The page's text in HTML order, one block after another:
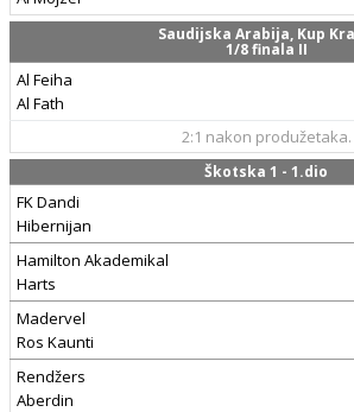
Saudijska Arabija, Kup
1/8 finala II
Al Feiha
Al Fath
2:1 nakon produžetaka.
Škotska 1 - 1.dio
FK Dandi
Hibernijan
Hamilton Akademikal
Harts
Madervel
Ros Kaunti
Rendžers
Aberdin